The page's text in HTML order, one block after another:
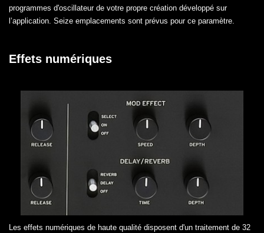
programmes d'oscillateur de votre propre création développé sur
l’application. Seize emplacements sont prévus pour ce paramètre.
Effets numériques
Les effets numériques de haute qualité disposent d'un traitement de 32